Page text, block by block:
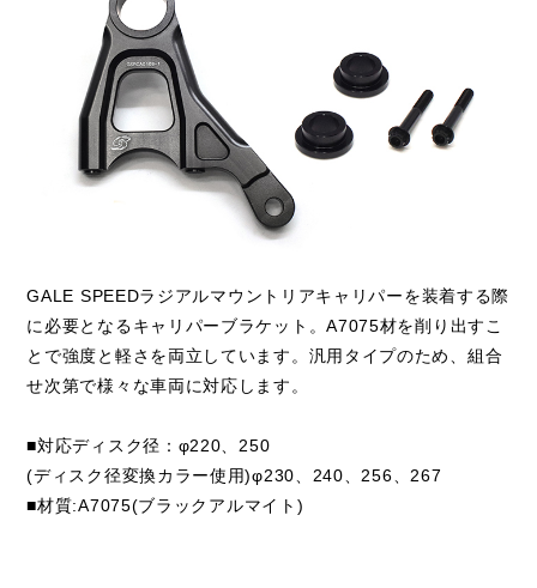
GALE SPEEDラジアルマウントリアキャリパーを装着する際
に必要となるキャリパーブラケット。A7075材を削り出すこ
とで強度と軽さを両立しています。汎用タイプのため、組合
せ次第で様々な車両に対応します。
■対応ディスク径：φ220、250
(ディスク径変換カラー使用)φ230、240、256、267
■材質:A7075(ブラックアルマイト)